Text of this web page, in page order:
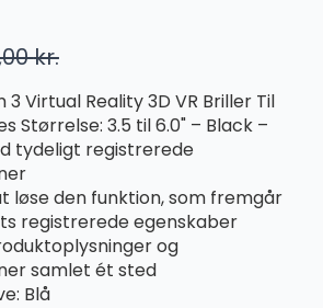
kr.
3 Virtual Reality 3D VR Briller Til
Størrelse: 3.5 til 6.0" – Black –
tydeligt registrerede
løse den funktion, som fremgår
registrerede egenskaber
og
samlet ét sted
Blå